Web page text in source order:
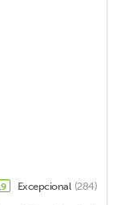
Excepcional (284)